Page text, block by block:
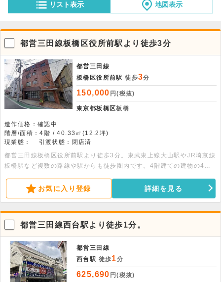
リスト表示 地図表示
都営三田線板橋区役所前駅より徒歩3分
都営三田線
板橋区役所前駅 徒歩3分
150,000 円(税抜)
東京都板橋区板橋
造作価格：確認中
階層/面積：4階 / 40.33㎡(12.2坪)
現業態：
引渡状態：閉店済
都営三田線板橋区役所前駅より徒歩3分。東武東上線大山駅やJR埼京線
板橋駅など複数の路線や駅からも徒歩圏内です。4階建ての建物の4階
お気に入り登録 詳細を見る
都営三田線西台駅より徒歩1分。
都営三田線
西台駅 徒歩1分
625,690 円(税抜)